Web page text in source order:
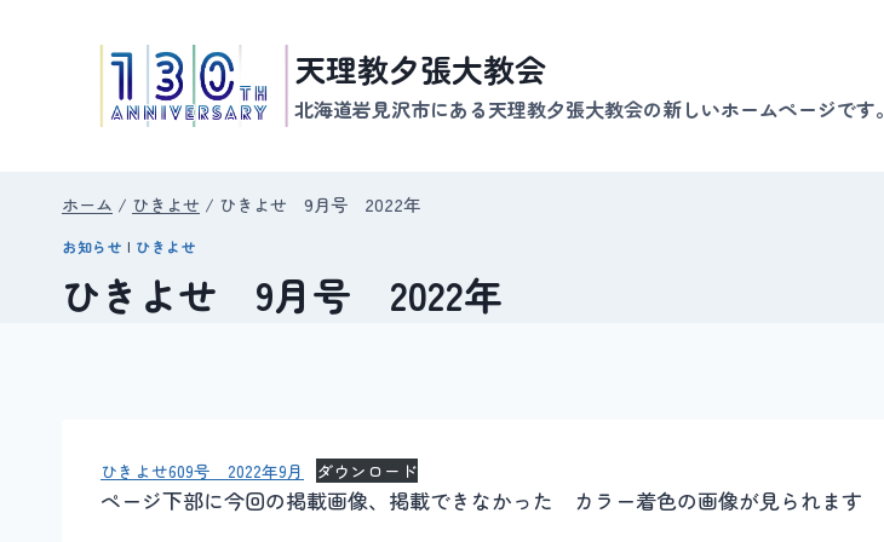
天理教夕張大教会
北海道岩見沢市にある天理教夕張大教会の新しいホームページです。
ホーム / ひきよせ / ひきよせ 9月号 2022年
お知らせ | ひきよせ
ひきよせ 9月号 2022年
ひきよせ609号 2022年9月 ダウンロード
ページ下部に今回の掲載画像、掲載できなかった カラー着色の画像が見られます